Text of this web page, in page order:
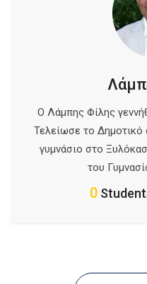
Ο Λάμπης Φίλης
Τελείωσε το Δημοτικό
γυμνάσιο στο
του
0